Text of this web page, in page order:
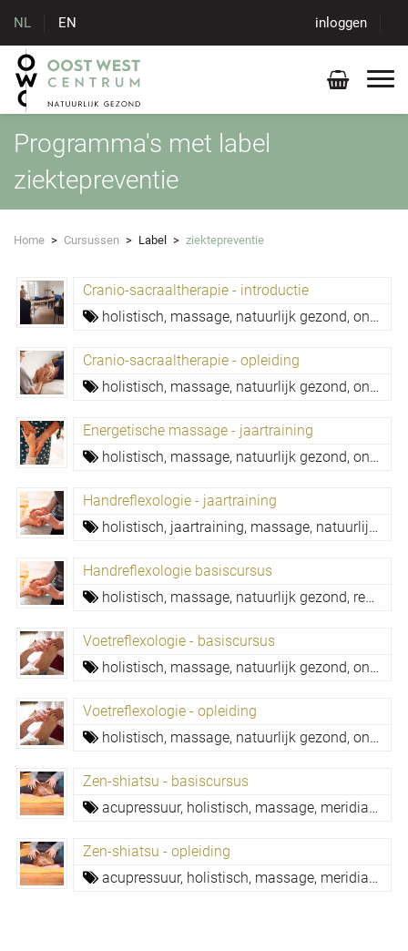
NL EN inloggen
Programma's met label
ziektepreventie
Home > Cursussen > Label > ziektepreventie
Cranio-sacraaltherapie - introductie
holistisch, massage, natuurlijk gezond, ontspanning,
Cranio-sacraaltherapie - opleiding
holistisch, massage, natuurlijk gezond, ontspanning,
Energetische massage - jaartraining
holistisch, massage, natuurlijk gezond, ontspanning,
Handreflexologie - jaartraining
holistisch, jaartraining, massage, natuurlijk gezond,
Handreflexologie basiscursus
holistisch, massage, natuurlijk gezond, reflexologie,
Voetreflexologie - basiscursus
holistisch, massage, natuurlijk gezond, ontspanning,
Voetreflexologie - opleiding
holistisch, massage, natuurlijk gezond, ontspanning,
Zen-shiatsu - basiscursus
acupressuur, holistisch, massage, meridianen,
Zen-shiatsu - opleiding
acupressuur, holistisch, massage, meridianen,